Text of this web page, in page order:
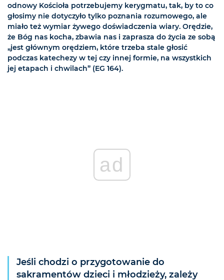
odnowy Kościoła potrzebujemy kerygmatu, tak, by to co
głosimy nie dotyczyło tylko poznania rozumowego, ale
miało też wymiar żywego doświadczenia wiary. Orędzie,
że Bóg nas kocha, zbawia nas i zaprasza do życia ze sobą
„jest głównym orędziem, które trzeba stale głosić
podczas katechezy w tej czy innej formie, na wszystkich
jej etapach i chwilach” (EG 164).
ad
Jeśli chodzi o przygotowanie do
sakramentów dzieci i młodzieży, zależy